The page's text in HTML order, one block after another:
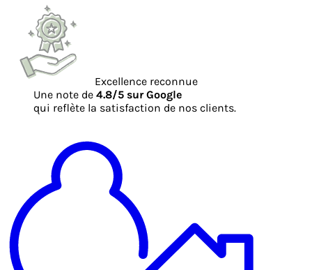
Excellence reconnue
Une note de 4.8/5 sur Google
qui reflète la satisfaction de nos clients.